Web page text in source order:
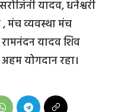
यादव, धनेश्वरी
मंच व्यवस्था मंच
यादव शिव
योगदान रहा।